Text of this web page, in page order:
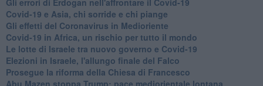
Covid-19 e Asia, chi sorride e chi piange
Gli effetti del Coronavirus in Medioriente
Covid-19 in Africa, un rischio per tutto il mondo
Le lotte di Israele tra nuovo governo e Covid-19
Elezioni in Israele, l'allungo finale del Falco
Prosegue la riforma della Chiesa di Francesco
Abu Mazen stoppa Trump: pace mediorientale lontana